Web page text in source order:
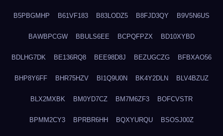
B5PBGMHP B61VF183 B83LODZ5 B8FJD3QY B9V5N6US
BAWBPCGW BBULS6EE BCPQFPZX BD10XYBD
BDLHG7DK BE136RQ8 BEE98D8J BEZUGCZG BFBXAO56
BHP8Y6FF BHR75HZV BI1Q9U0N BK4Y2DLN BLV4BZUZ
BLX2MXBK BM0YD7CZ BM7M6ZF3 BOFCVSTR
BPMM2CY3 BPRBR6HH BQXYURQU BSOSJ00Z